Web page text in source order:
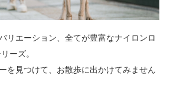
リエーション、全てが豊富なナイロンロ
ーズ。
を見つけて、お散歩に出かけてみません